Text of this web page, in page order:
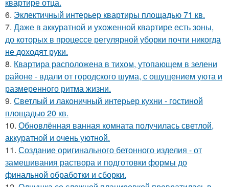
квартире отца.
6. Эклектичный интерьер квартиры площадью 71 кв.
7. Даже в аккуратной и ухоженной квартире есть зоны,
до которых в процессе регулярной уборки почти никогда
не доходят руки.
8. Квартира расположена в тихом, утопающем в зелени
районе - вдали от городского шума, с ощущением уюта и
размеренного ритма жизни.
9. Светлый и лаконичный интерьер кухни - гостиной
площадью 20 кв.
10. Обновлённая ванная комната получилась светлой,
аккуратной и очень уютной.
11. Создание оригинального бетонного изделия - от
замешивания раствора и подготовки формы до
финальной обработки и сборки.